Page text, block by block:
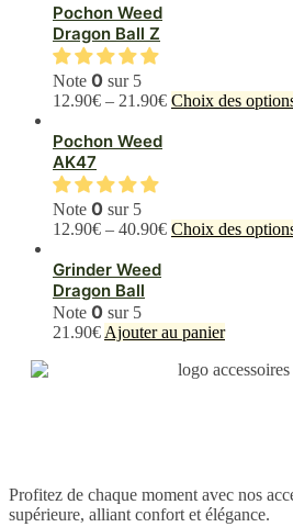
Pochon Weed
Dragon Ball Z
Note 0 sur 5
12.90€ – 21.90€ Choix des
Pochon Weed
AK47
Note 0 sur 5
12.90€ – 40.90€ Choix des
Grinder Weed
Dragon Ball
Note 0 sur 5
21.90€ Ajouter au panier
Profitez de chaque moment avec nos
supérieure, alliant confort et élégance.